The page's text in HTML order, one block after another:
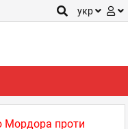
укр
Мордора проти